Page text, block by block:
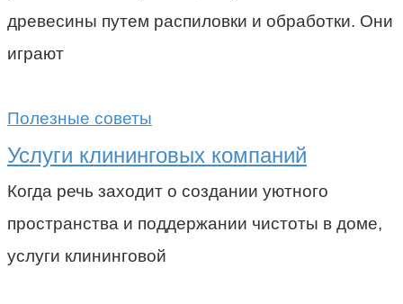
древесины путем распиловки и обработки. Они
играют
Полезные советы
Услуги клининговых компаний
Когда речь заходит о создании уютного
пространства и поддержании чистоты в доме,
услуги клининговой